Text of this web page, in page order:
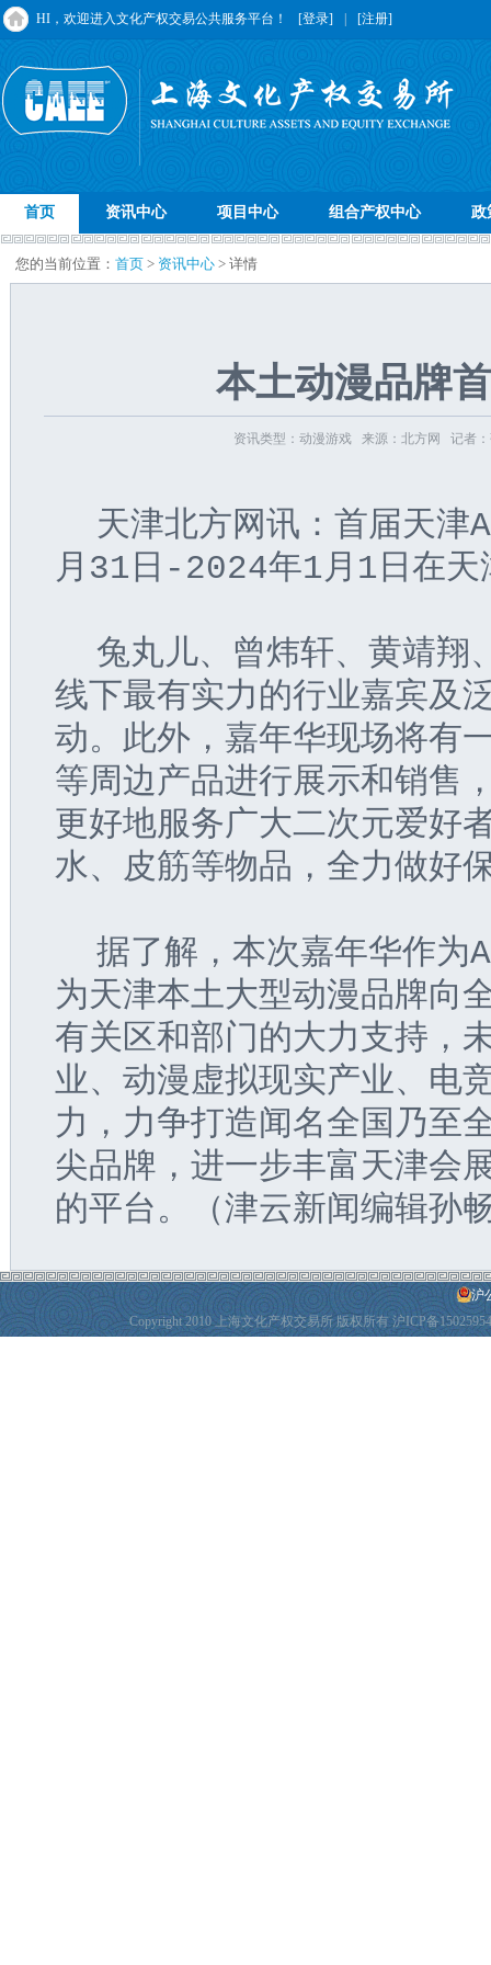
HI，欢迎进入文化产权交易公共服务平台！ [登录] [注册]
首页 资讯中心 项目中心 组合产权中心 政
您的当前位置： 首页 > 资讯中心 > 详情
本土动漫品牌
资讯类型：动漫游戏 来源：北方网 记者：
天津北方网讯：首届天津
月31日-2024年1月1日在天
兔丸儿、曾炜轩、黄靖翔
线下最有实力的行业嘉宾及
动。此外，嘉年华现场将有
等周边产品进行展示和销售
更好地服务广大二次元爱好
水、皮筋等物品，全力做好
据了解，本次嘉年华作为
为天津本土大型动漫品牌向
有关区和部门的大力支持，
业、动漫虚拟现实产业、电
力，力争打造闻名全国乃至
尖品牌，进一步丰富天津会
的平台。（津云新闻编辑孙
沪
Copyright 2010 上海文化产权交易所 版权所有沪ICP备